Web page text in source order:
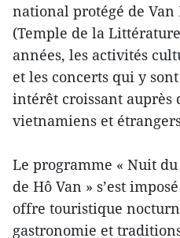
national protégé de Van
(Temple de la
années, les activités
et les concerts qui y
intérêt croissant auprès
vietnamiens et
Le programme « Nuit
de Hô Van » s’est
offre touristique
gastronomie et